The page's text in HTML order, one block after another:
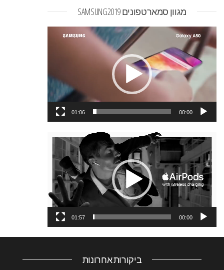
מגוון סמארטפונים SAMSUNG2019
נגן
וידאו
00:00
01:06
נגן
וידאו
00:00
01:57
ביקורות אחרונות